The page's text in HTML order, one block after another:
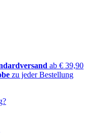
ab € 39,90
zu jeder Bestellung